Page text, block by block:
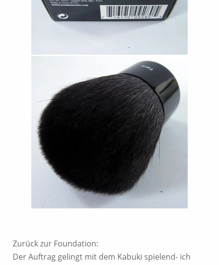
Zurück zur Foundation:
Der Auftrag gelingt mit dem Kabuki spielend- ich